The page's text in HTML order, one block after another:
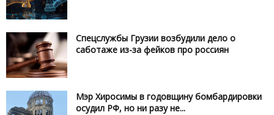
Спецслужбы Грузии возбудили дело о
саботаже из-за фейков про россиян
Мэр Хиросимы в годовщину бомбардировки
осудил РФ, но ни разу не...